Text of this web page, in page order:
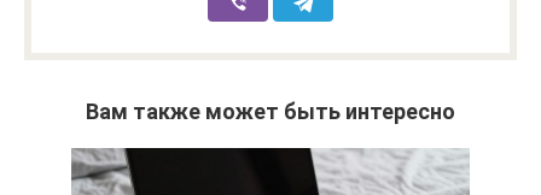
Вам также может быть интересно